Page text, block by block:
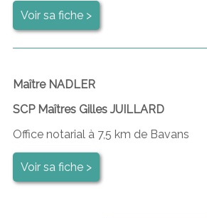
Voir sa fiche >
Maître NADLER
SCP Maîtres Gilles JUILLARD
Office notarial à 7,5 km de Bavans
Voir sa fiche >